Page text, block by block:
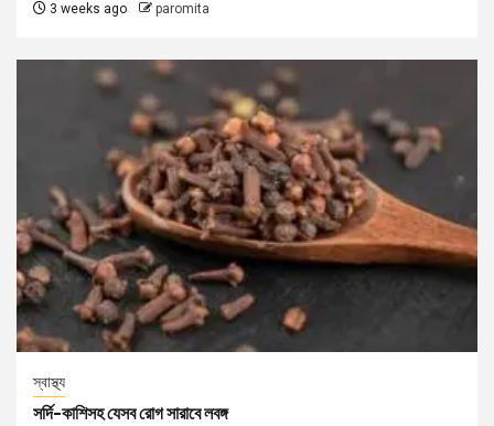
3 weeks ago paromita
স্বাস্থ্য
সর্দি-কাশিসহ যেসব রোগ সারাবে লবঙ্গ